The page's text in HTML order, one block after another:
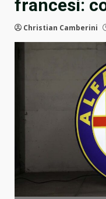
francesi:
Christian Camberini